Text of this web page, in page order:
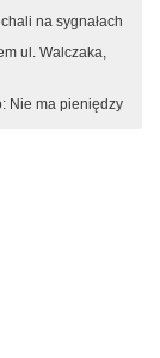
na sygnałach
ul. Walczaka,
Nie ma pieniędzy